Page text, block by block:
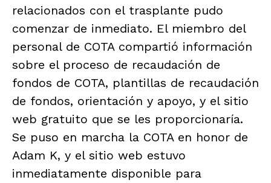
relacionados con el trasplante pudo
comenzar de inmediato. El miembro del
personal de COTA compartió información
sobre el proceso de recaudación de
fondos de COTA, plantillas de recaudación
de fondos, orientación y apoyo, y el sitio
web gratuito que se les proporcionaría.
Se puso en marcha la COTA en honor de
Adam K, y el sitio web estuvo
inmediatamente disponible para